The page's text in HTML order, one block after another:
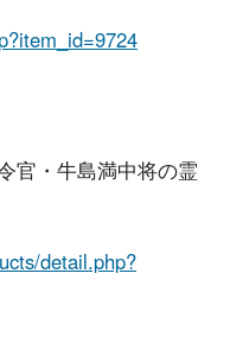
官・牛島満中将の霊
detail.php?